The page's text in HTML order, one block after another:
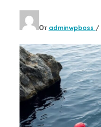
От adminwpboss /